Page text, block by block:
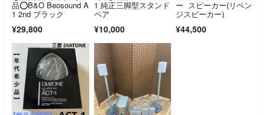
品⭕️B&O Beosound A
1 2nd ブラック
¥29,800
1 純正三脚型スタンド
ペア
¥10,000
ー スピーカー(リベン
ジスピーカー)
¥44,500